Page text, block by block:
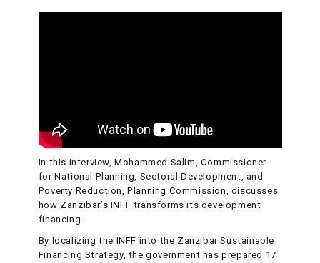
In this interview, Mohammed Salim, Commissioner
for National Planning, Sectoral Development, and
Poverty Reduction, Planning Commission, discusses
how Zanzibar’s INFF transforms its development
financing.
By localizing the INFF into the Zanzibar Sustainable
Financing Strategy, the government has prepared 17